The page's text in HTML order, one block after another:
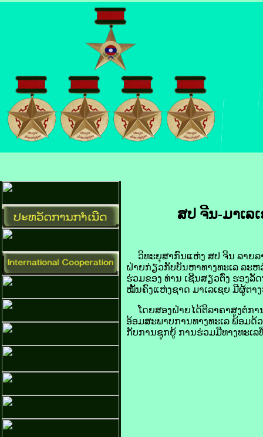
ສປ ຈີນ-ມາ​ເລ​
ວິທະຍຸ​ສາກົນ​ແຫ່ງ ​ສປ ຈີນ ລາຍ​ລາ
ຝ່າຍກ່ຽວ​ກັບ​ບັນຫາ​ທາງ​ທະເລ ລະຫ
ຮ່ວມ​ຂອງ ທ່ານ ເຊີນ​ສຽວ​ຕົ່ງ ຮອງ​
ໝັ້ນຄົງແຫ່ງ​ຊາດ ມາ​ເລ​ເຊຍ ມີ​ຜູ້ຕາ
ໂດຍ​ສອງ​ຝ່າຍ​ໄດ້​ຕີ​ລາຄາ​ສູງຕໍ່​ກາ
ອ້ອມສະພາບ​ການທາງ​ທະເລ ພ້ອມ​
ກັບການ​ຊຸກຍູ້ ການ​ຮ່ວມ​ມື​ທາງ​ທະເລ